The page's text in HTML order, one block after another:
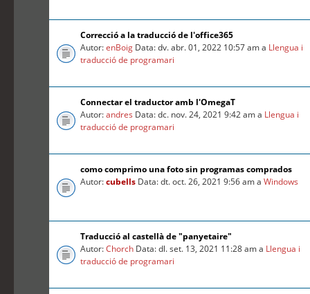
Correcció a la traducció de l'office365
Autor:enBoig Data: dv. abr. 01, 2022 10:57 am a Llengua i
traducció de programari
Connectar el traductor amb l'OmegaT
Autor:andres Data: dc. nov. 24, 2021 9:42 am a Llengua i
traducció de programari
como comprimo una foto sin programas comprados
Autor:cubells Data: dt. oct. 26, 2021 9:56 am aWindows
Traducció al castellà de "panyetaire"
Autor:Chorch Data: dl. set. 13, 2021 11:28 am a Llengua i
traducció de programari